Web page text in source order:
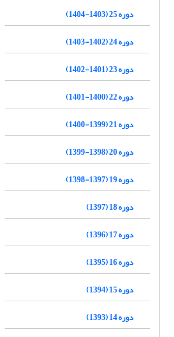
دوره 25 (1403-1404)
دوره 24 (1402-1403)
دوره 23 (1401-1402)
دوره 22 (1400-1401)
دوره 21 (1399-1400)
دوره 20 (1398-1399)
دوره 19 (1397-1398)
دوره 18 (1397)
دوره 17 (1396)
دوره 16 (1395)
دوره 15 (1394)
دوره 14 (1393)